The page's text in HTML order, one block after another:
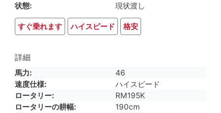
状態
現状渡し
すぐ乗れます ハイスピード 格安
詳細
馬力
46
速度仕様
ハイスピード
ロータリー
RM195K
ロータリーの耕幅
190cm